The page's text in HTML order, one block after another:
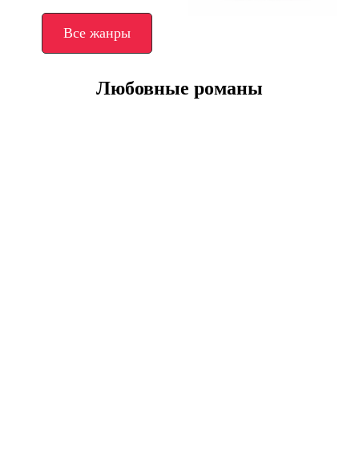
Все жанры
Любовные романы